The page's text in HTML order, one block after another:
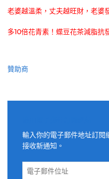
老婆越溫柔，丈夫越旺財，老婆
多10倍花青素！蝶豆花茶減脂抗
贊助商
輸入你的電子郵件地址訂閱
接收新通知。
電